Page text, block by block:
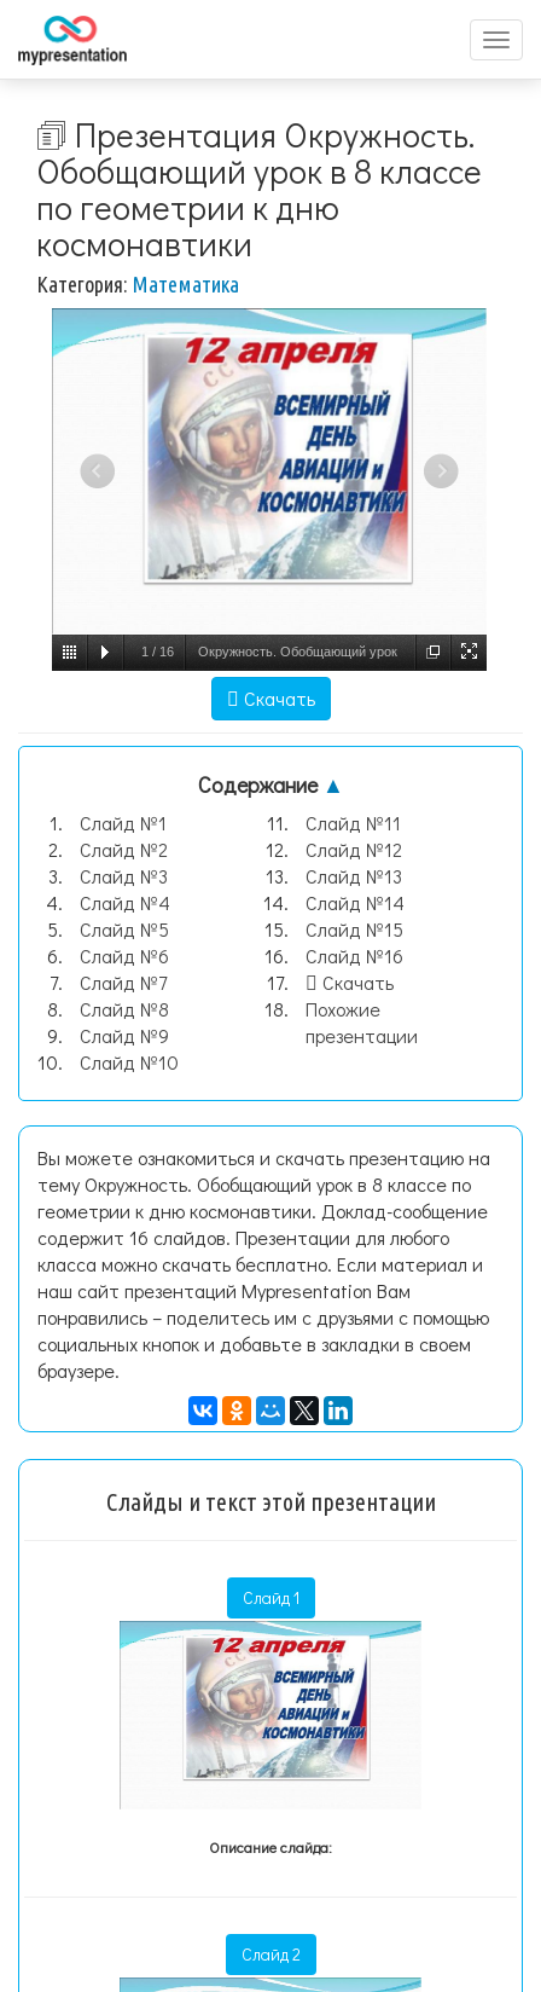
меню
🗊 Презентация Окружность.
Обобщающий урок в 8 классе
по геометрии к дню
космонавтики
Категория: Математика
1 / 16 Окружность. Обобщающий урок
космонавтики, слайд №1
Скачать
Содержание ▲
Слайд №1
Слайд №2
Слайд №3
Слайд №4
Слайд №5
Слайд №6
Слайд №7
Слайд №8
Слайд №9
Слайд №10
Слайд №11
Слайд №12
Слайд №13
Слайд №14
Слайд №15
Слайд №16
Скачать
Похожие
презентации
Вы можете ознакомиться и скачать презентацию на
тему Окружность. Обобщающий урок в 8 классе по
геометрии к дню космонавтики. Доклад-сообщение
содержит 16 слайдов. Презентации для любого
класса можно скачать бесплатно. Если материал и
наш сайт презентаций Mypresentation Вам
понравились – поделитесь им с друзьями с помощью
социальных кнопок и добавьте в закладки в своем
браузере.
Слайды и текст этой презентации
Слайд 1
Описание слайда:
Слайд 2